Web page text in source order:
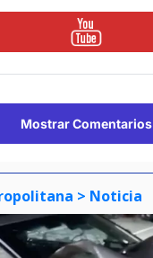
Mostrar Comentarios
> Noticia